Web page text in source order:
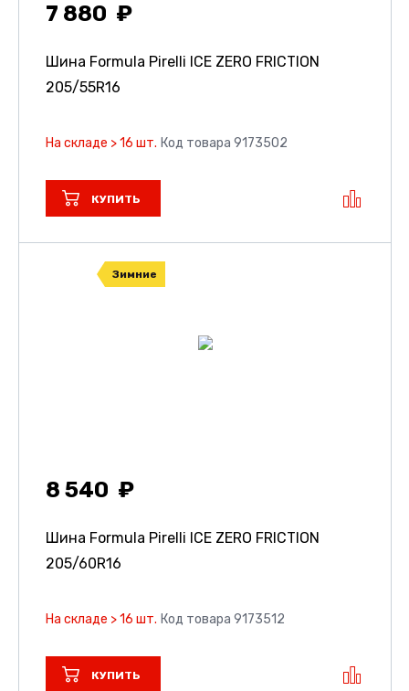
7 880
Шина Formula Pirelli ICE ZERO FRICTION
205/55R16
На складе > 16 шт. Код товара 9173502
КУПИТЬ
Зимние
8 540
Шина Formula Pirelli ICE ZERO FRICTION
205/60R16
На складе > 16 шт. Код товара 9173512
КУПИТЬ